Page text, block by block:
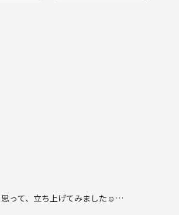
って、立ち上げてみました☺️